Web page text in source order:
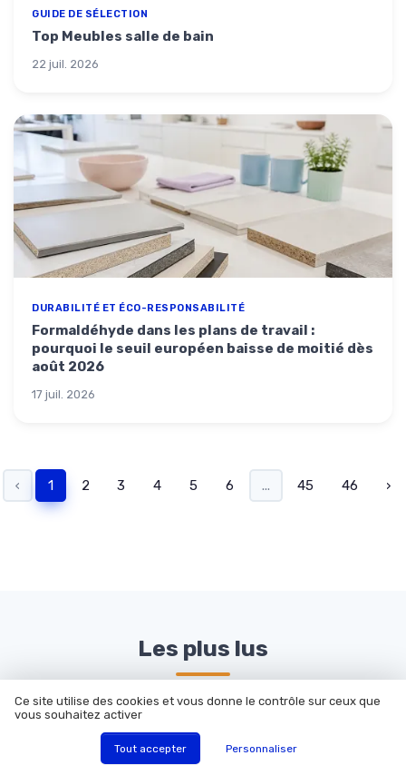
GUIDE DE SÉLECTION
Top Meubles salle de bain
22 juil. 2026
DURABILITÉ ET ÉCO-RESPONSABILITÉ
Formaldéhyde dans les plans de travail :
pourquoi le seuil européen baisse de moitié dès
août 2026
17 juil. 2026
‹ 1 2 3 4 5 6 ... 45 46 ›
Les plus lus
Les articles préférés de nos lecteurs ce mois-ci
Ce site utilise des cookies et vous donne le contrôle sur ceux que
vous souhaitez activer
Tout accepter Personnaliser